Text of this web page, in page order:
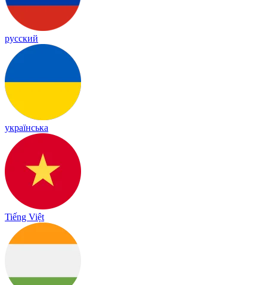
русский
українська
Tiếng Việt